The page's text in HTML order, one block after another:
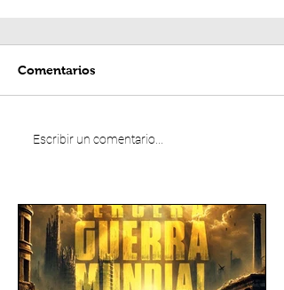
Comentarios
Escribir un comentario...